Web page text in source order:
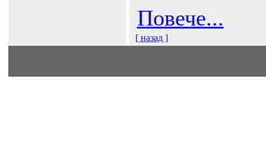
Повече...
[ назад ]